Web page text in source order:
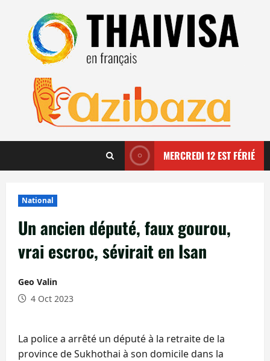
contenu
MERCREDI 12 EST FÉRIÉ
National
Un ancien député, faux gourou,
vrai escroc, sévirait en Isan
Geo Valin
4 Oct 2023
La police a arrêté un député à la retraite de la
province de Sukhothai à son domicile dans la